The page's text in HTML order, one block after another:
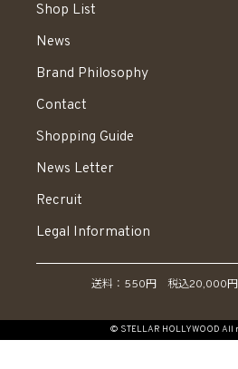
Shop List
News
Brand Philosophy
Contact
Shopping Guide
News Letter
Recruit
Legal Information
送料：550円 税込20,000円
© STELLAR HOLLYWOOD All